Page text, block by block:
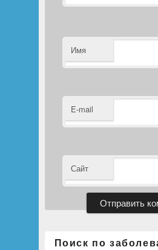
Имя
E-mail
Сайт
Поиск по